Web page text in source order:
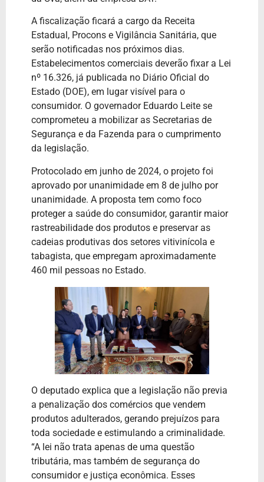
A fiscalização ficará a cargo da Receita
Estadual, Procons e Vigilância Sanitária, que
serão notificadas nos próximos dias.
Estabelecimentos comerciais deverão fixar a Lei
nº 16.326, já publicada no Diário Oficial do
Estado (DOE), em lugar visível para o
consumidor. O governador Eduardo Leite se
comprometeu a mobilizar as Secretarias de
Segurança e da Fazenda para o cumprimento
da legislação.
Protocolado em junho de 2024, o projeto foi
aprovado por unanimidade em 8 de julho por
unanimidade. A proposta tem como foco
proteger a saúde do consumidor, garantir maior
rastreabilidade dos produtos e preservar as
cadeias produtivas dos setores vitivinícola e
tabagista, que empregam aproximadamente
460 mil pessoas no Estado.
O deputado explica que a legislação não previa
a penalização dos comércios que vendem
produtos adulterados, gerando prejuízos para
toda sociedade e estimulando a criminalidade.
“A lei não trata apenas de uma questão
tributária, mas também de segurança do
consumidor e justiça econômica. Esses